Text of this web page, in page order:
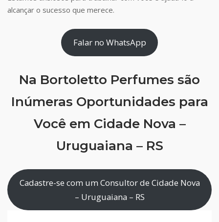
alcançar o sucesso que merece.
Falar no WhatsApp
Na Bortoletto Perfumes são
Inúmeras Oportunidades para
Você em Cidade Nova –
Uruguaiana – RS
Cadastre-se com um Consultor de Cidade Nova
– Uruguaiana – RS